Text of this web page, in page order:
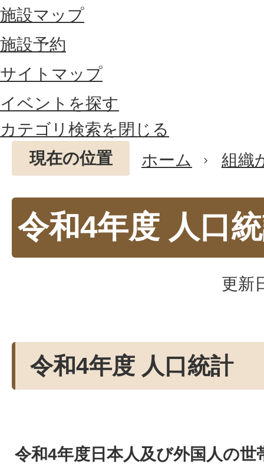
施設マップ
施設予約
サイトマップ
イベントを探す
カテゴリ検索を閉じる
現在の位置
ホーム 組織
令和4年度 人口
更新
令和4年度 人口統計
令和4年度日本人及び外国人の世